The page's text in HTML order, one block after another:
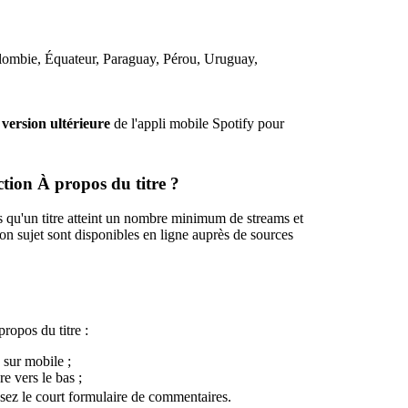
Équateur, Paraguay, Pérou, Uruguay,
ultérieure de l'appli mobile Spotify pour
À propos du titre ?
qu'un titre atteint un nombre minimum de streams et
sujet sont disponibles en ligne auprès de sources
du titre :
mobile ;
vers le bas ;
le court formulaire de commentaires.